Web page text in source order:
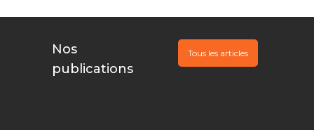
Nos
publications
Tous les articles